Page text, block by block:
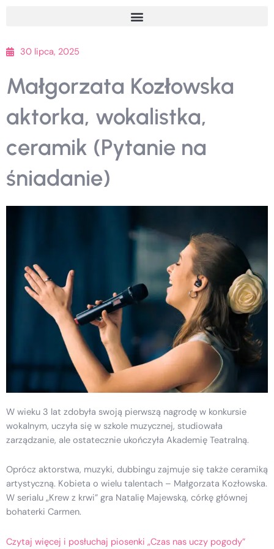
30 lipca, 2025
Małgorzata Kozłowska
aktorka, wokalistka,
ceramik (Pytanie na
śniadanie)
W wieku 3 lat zdobyła swoją pierwszą nagrodę w konkursie
wokalnym, uczyła się w szkole muzycznej, studiowała
zarządzanie, ale ostatecznie ukończyła Akademię Teatralną.
Oprócz aktorstwa, muzyki, dubbingu zajmuje się także ceramiką
artystyczną. Kobieta o wielu talentach – Małgorzata Kozłowska.
W serialu „Krew z krwi” gra Natalię Majewską, córkę głównej
bohaterki Carmen.
Czytaj więcej i posłuchaj piosenki „Czas nas uczy pogody”